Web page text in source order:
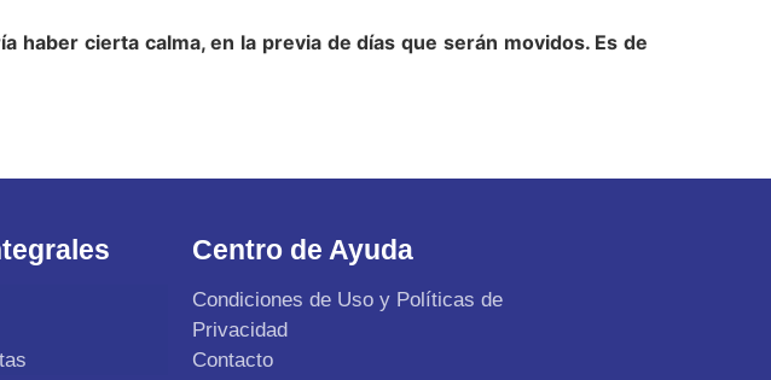
haber cierta calma, en la previa de días que serán movidos. Es de
Centro de Ayuda
Condiciones de Uso y Políticas de
Privacidad
Contacto